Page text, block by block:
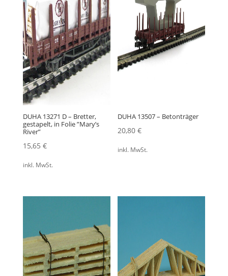
DUHA 13271 D – Bretter,
gestapelt, in Folie ”Mary’s
River”
15,65 €
inkl. MwSt.
DUHA 13507 – Betonträger
20,80€
inkl. MwSt.